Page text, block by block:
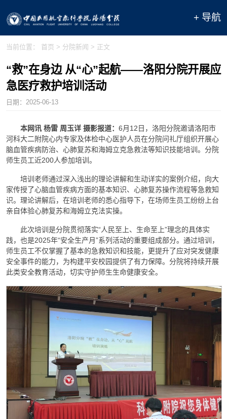
+ 导航
当前位置： 首页 > 分院新闻 > 正文
“救”在身边 从“心”起航——洛阳分院开展应
急医疗救护培训活动
日期： 2025-06-13
本网讯 杨雷 周玉详 摄影报道： 6月12日，洛阳分院邀请洛阳市
河科大二附院心内专家及体检中心医护人员在分院问礼厅组织开展心
脑血管疾病防治、心肺复苏和海姆立克急救法等知识技能培训。分院
师生员工近200人参加培训。
培训老师通过深入浅出的理论讲解和生动详实的案例介绍，向大
家传授了心脑血管疾病方面的基本知识、心肺复苏操作流程等急救知
识。理论讲解后，在培训老师的悉心指导下，在场师生员工纷纷上台
亲自体验心肺复苏和海姆立克法实操。
此次培训是分院贯彻落实“人民至上、生命至上”理念的具体实
践，也是2025年“安全生产月”系列活动的重要组成部分。通过培训，
师生员工不仅掌握了基本的急救知识和技能，更提升了应对突发健康
安全事件的能力，为构建平安校园提供了有力保障。分院将持续开展
此类安全教育活动，切实守护师生生命健康安全。